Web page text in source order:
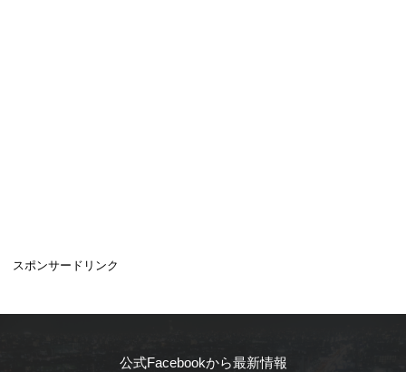
スポンサードリンク
公式Facebookから最新情報